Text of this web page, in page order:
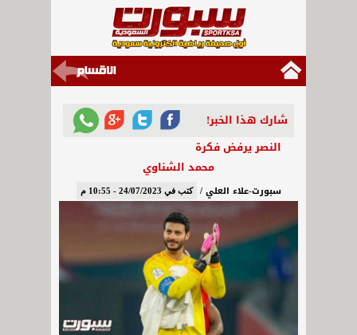
شارك هذا الخبر!
النصر يرفض فكرة
محمد الشناوي
سبورت-علاء العلي / كتب في 24/07/2023 - 10:55 م